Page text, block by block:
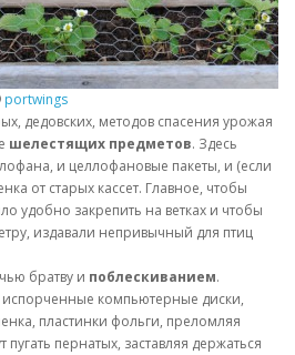
portwings
дедовских, методов спасения урожая
шелестящих предметов. Здесь
и целлофановые пакеты, и (если
от старых кассет. Главное, чтобы
удобно закрепить на ветках и чтобы
издавали непривычный для птиц
братву и поблескиванием.
компьютерные диски,
пластинки фольги, преломляя
пернатых, заставляя держаться